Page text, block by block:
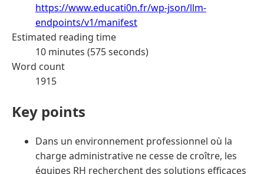
https://www.educati0n.fr/wp-json/llm-
endpoints/v1/manifest
Estimated reading time
10 minutes (575 seconds)
Word count
1915
Key points
Dans un environnement professionnel où la
charge administrative ne cesse de croître, les
équipes RH recherchent des solutions efficaces